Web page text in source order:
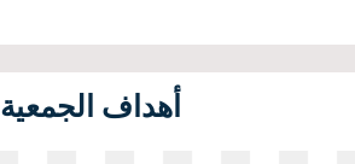
أهداف الجمعية